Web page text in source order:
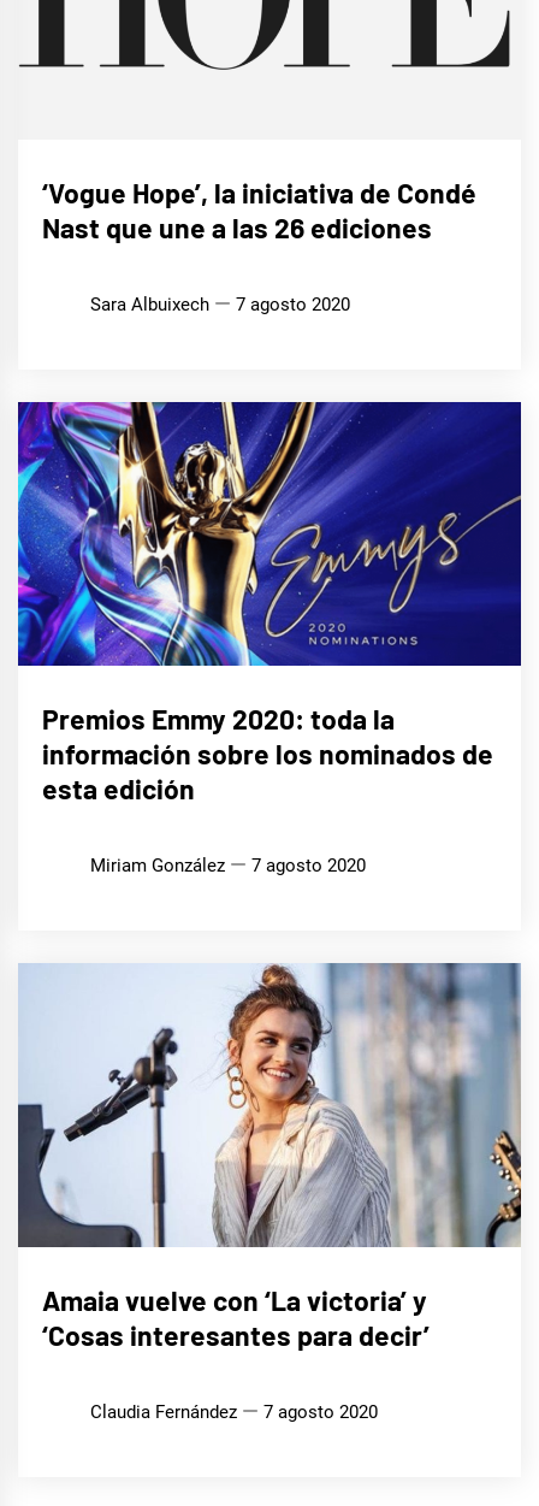
STYLE
‘Vogue Hope’, la iniciativa de Condé
Nast que une a las 26 ediciones
Sara Albuixech 7 agosto 2020
SERIES
Y TV
Premios Emmy 2020: toda la
información sobre los nominados de
esta edición
Miriam González 7 agosto 2020
Amaia vuelve con ‘La victoria’ y
‘Cosas interesantes para decir’
Claudia Fernández 7 agosto 2020